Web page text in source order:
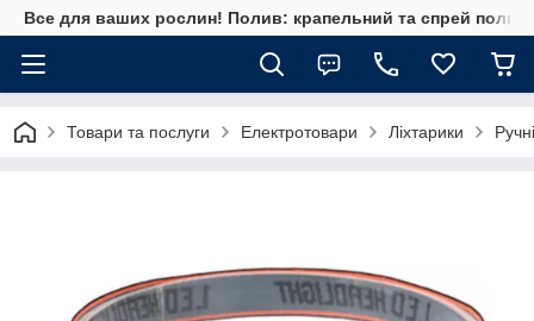
Все для ваших рослин! Полив: крапельний та спрей полив,
Товари та послуги Електротовари Ліхтарики